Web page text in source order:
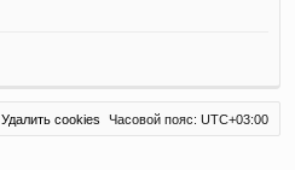
Часовой пояс: UTC+03:00
Удалить cookies